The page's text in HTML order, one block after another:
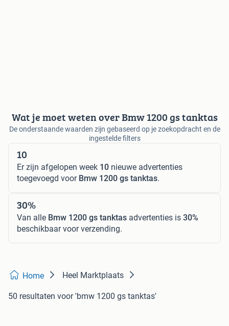
Wat je moet weten over Bmw 1200 gs tanktas
De onderstaande waarden zijn gebaseerd op je zoekopdracht en de
ingestelde filters
10
Er zijn afgelopen week 10 nieuwe advertenties
toegevoegd voor Bmw 1200 gs tanktas.
30%
Van alle Bmw 1200 gs tanktas advertenties is 30%
beschikbaar voor verzending.
Home Heel Marktplaats
50 resultaten voor 'bmw 1200 gs tanktas'